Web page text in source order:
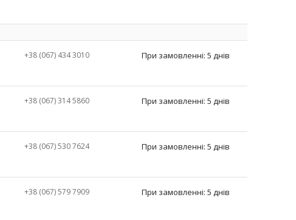
+38 (067) 434 3010 При замовленні: 5 днів
+38 (067) 314 5860 При замовленні: 5 днів
+38 (067) 530 7624 При замовленні: 5 днів
+38 (067) 579 7909 При замовленні: 5 днів